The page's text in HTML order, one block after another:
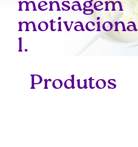
mensagem
motivaciona
l.
Produtos